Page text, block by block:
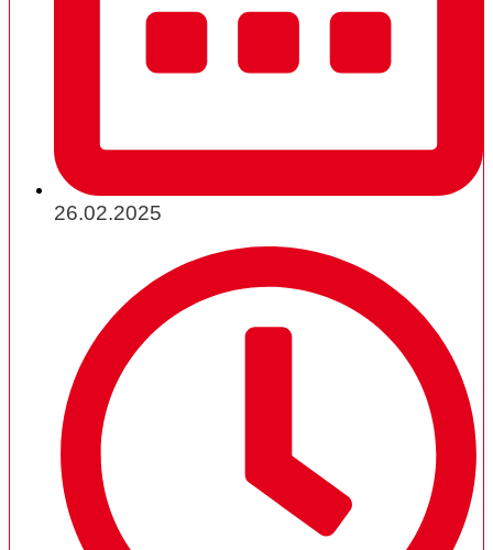
26.02.2025